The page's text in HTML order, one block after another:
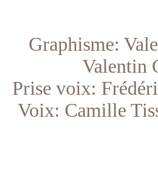
Graphisme:
Valentin
Prise voix:
Voix: Camille